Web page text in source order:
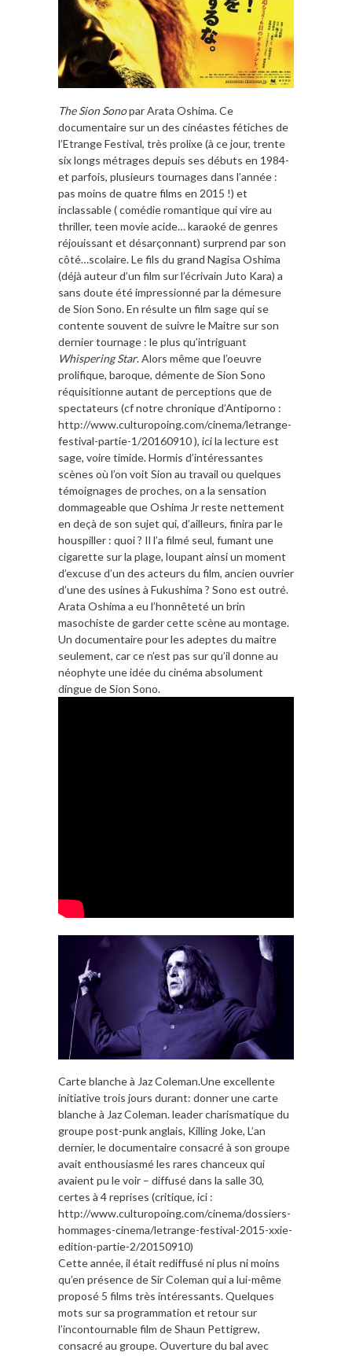
The Sion Sonopar Arata Oshima. Ce
documentaire sur un des cinéastes fétiches de
l’Etrange Festival, très prolixe (à ce jour, trente
six longs métrages depuis ses débuts en 1984-
et parfois, plusieurs tournages dans l’année :
pas moins de quatre films en 2015 !) et
inclassable ( comédie romantique qui vire au
thriller, teen movie acide… karaoké de genres
réjouissant et désarçonnant) surprend par son
côté…scolaire. Le fils du grand Nagisa Oshima
(déjà auteur d’un film sur l’écrivain Juto Kara) a
sans doute été impressionné par la démesure
de Sion Sono. En résulte un film sage qui se
contente souvent de suivre le Maitre sur son
dernier tournage : le plus qu’intriguant
Whispering Star. Alors même que l’oeuvre
prolifique, baroque, démente de Sion Sono
réquisitionne autant de perceptions que de
spectateurs (cf notre chronique d’Antiporno :
http://www.culturopoing.com/cinema/letrange-
festival-partie-1/20160910 ), ici la lecture est
sage, voire timide. Hormis d’intéressantes
scènes où l’on voit Sion au travail ou quelques
témoignages de proches, on a la sensation
dommageable que Oshima Jr reste nettement
en deçà de son sujet qui, d’ailleurs, finira par le
houspiller : quoi ? Il l’a filmé seul, fumant une
cigarette sur la plage, loupant ainsi un moment
d’excuse d’un des acteurs du film, ancien ouvrier
d’une des usines à Fukushima ? Sono est outré.
Arata Oshima a eu l’honnêteté un brin
masochiste de garder cette scène au montage.
Un documentaire pour les adeptes du maitre
seulement, car ce n’est pas sur qu’il donne au
néophyte une idée du cinéma absolument
dingue de Sion Sono.
Carte blanche à Jaz Coleman.Une excellente
initiative trois jours durant: donner une carte
blanche à Jaz Coleman. leader charismatique du
groupe post-punk anglais, Killing Joke, L’an
dernier, le documentaire consacré à son groupe
avait enthousiasmé les rares chanceux qui
avaient pu le voir – diffusé dans la salle 30,
certes à 4 reprises (critique, ici :
http://www.culturopoing.com/cinema/dossiers-
hommages-cinema/letrange-festival-2015-xxie-
edition-partie-2/20150910)
Cette année, il était rediffusé ni plus ni moins
qu’en présence de Sir Coleman qui a lui-même
proposé 5 films très intéressants. Quelques
mots sur sa programmation et retour sur
l’incontournable film de Shaun Pettigrew,
consacré au groupe. Ouverture du bal avec